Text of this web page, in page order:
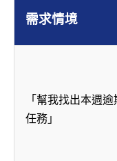
需求情境
「幫我找出本週
任務」